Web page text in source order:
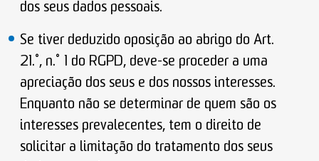
dos seus dados pessoais.
Se tiver deduzido oposição ao abrigo do Art.
21.º, n.º 1 do RGPD, deve-se proceder a uma
apreciação dos seus e dos nossos interesses.
Enquanto não se determinar de quem são os
interesses prevalecentes, tem o direito de
solicitar a limitação do tratamento dos seus